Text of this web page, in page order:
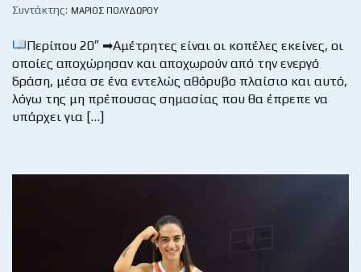
Συντάκτης: ΜΆΡΙΟΣ ΠΟΛΥΔΏΡΟΥ
Περίπου 20″ ➡Αμέτρητες είναι οι κοπέλες εκείνες, οι
οποίες αποχώρησαν και αποχωρούν από την ενεργό
δράση, μέσα σε ένα εντελώς αθόρυβο πλαίσιο και αυτό,
λόγω της μη πρέπουσας σημασίας που θα έπρεπε να
υπάρχει για […]